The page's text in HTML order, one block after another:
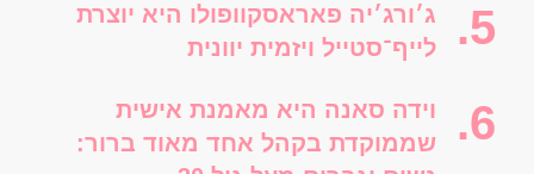
ג׳ורג׳יה פאראסקוופולו היא יוצרת
לייף־סטייל ויזמית יוונית
וידה סאנה היא מאמנת אישית
שממוקדת בקהל אחד מאוד ברור: